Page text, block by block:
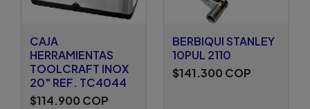
CAJA
HERRAMIENTAS
TOOLCRAFT INOX
20" REF. TC4044
$114.900 COP
BERBIQUI STANLEY
10PUL 2110
$141.300 COP